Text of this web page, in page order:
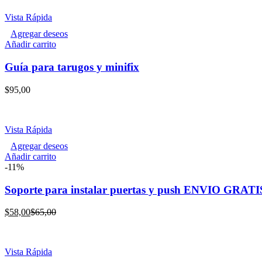
Vista Rápida
Agregar deseos
Añadir carrito
Guía para tarugos y minifix
$95,00
Vista Rápida
Agregar deseos
Añadir carrito
-11%
Soporte para instalar puertas y push ENVIO
$58,00Current
$65,00Original
Vista Rápida